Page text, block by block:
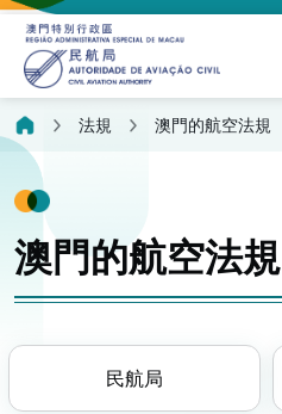
法規 澳門的航空法規
澳門的航空法規
民航局